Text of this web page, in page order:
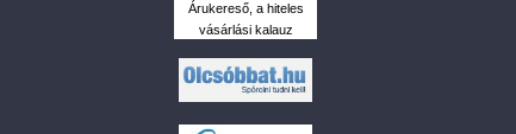
Árukereső, a hiteles
vásárlási kalauz